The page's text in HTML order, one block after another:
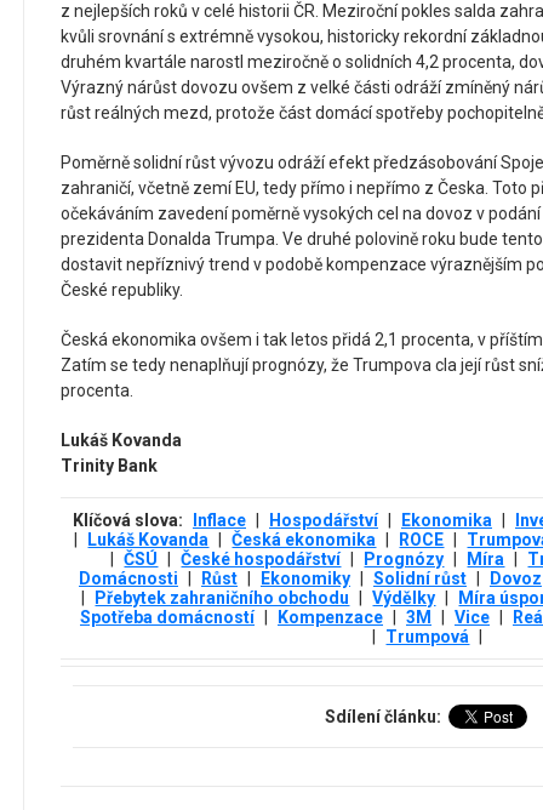
z nejlepších roků v celé historii ČR. Meziroční pokles salda
kvůli srovnání s extrémně vysokou, historicky rekordní
druhém kvartále narostl meziročně o solidních 4,2 procenta,
Výrazný nárůst dovozu ovšem z velké části odráží zmíněný
růst reálných mezd, protože část domácí spotřeby
Poměrně solidní růst vývozu odráží efekt předzásobování
zahraničí, včetně zemí EU, tedy přímo i nepřímo z Česka. Toto
očekáváním zavedení poměrně vysokých cel na dovoz v
prezidenta Donalda Trumpa. Ve druhé polovině roku bude
dostavit nepříznivý trend v podobě kompenzace výraznějším
České republiky.
Česká ekonomika ovšem i tak letos přidá 2,1 procenta, v
Zatím se tedy nenaplňují prognózy, že Trumpova cla její růst
procenta.
Lukáš Kovanda
Trinity Bank
Klíčová slova: Inflace Hospodářství Ekonomika
Lukáš Kovanda Česká ekonomika ROCE
ČSÚ České hospodářství Prognózy Míra
Domácnosti
Růst Ekonomiky Solidní růst
Dovoz
Přebytek zahraničního obchodu Výdělky
Míra
Spotřeba domácností
Kompenzace 3М Vice
Trumpová
Sdílení článku: